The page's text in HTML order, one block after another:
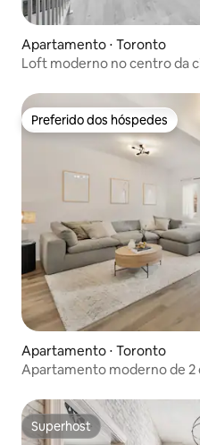
Apartamento ⋅ Toronto
Loft moderno no centro da
Preferido dos hóspedes
Preferido dos hóspedes
Apartamento ⋅ Toronto
Apartamento moderno de 2
Superhost
Superhost